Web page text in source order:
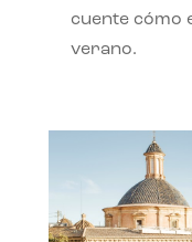
cuente cómo
verano.